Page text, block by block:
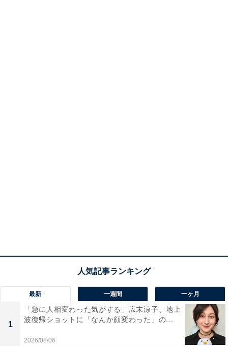
最新 一週間 一ヶ月
1
「急に人相変わった気がする」広末涼子、地上
波復帰ショットに「なんか顔変わった」の...
2026/08/06